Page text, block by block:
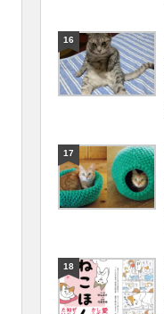
16
17
18